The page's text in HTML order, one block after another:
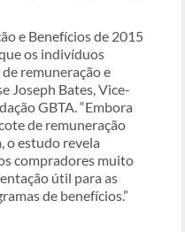
e Benefícios de 2015
os indivíduos
remuneração e
Joseph Bates, Vice-
GBTA. “Embora
de remuneração
o estudo revela
compradores muito
útil para as
de benefícios.”